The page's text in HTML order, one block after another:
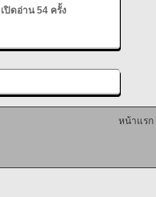
เปิดอ่าน 54 ครั้ง
หน้าแรก|